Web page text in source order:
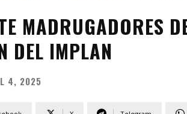
MADRUGADORES
DEL IMPLAN
4, 2025